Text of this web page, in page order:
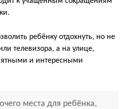
ребёнку отдохнуть, но не
телевизора, а на улице,
и интересными
места для ребёнка,